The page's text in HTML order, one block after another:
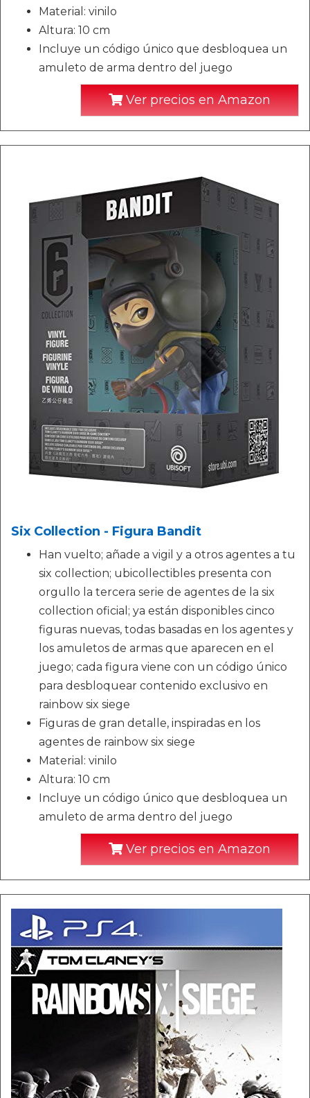
Material: vinilo
Altura: 10 cm
Incluye un código único que desbloquea un
amuleto de arma dentro del juego
Ver precios en Amazon
Six Collection - Figura Bandit
Han vuelto; añade a vigil y a otros agentes a tu
six collection; ubicollectibles presenta con
orgullo la tercera serie de agentes de la six
collection oficial; ya están disponibles cinco
figuras nuevas, todas basadas en los agentes y
los amuletos de armas que aparecen en el
juego; cada figura viene con un código único
para desbloquear contenido exclusivo en
rainbow six siege
Figuras de gran detalle, inspiradas en los
agentes de rainbow six siege
Material: vinilo
Altura: 10 cm
Incluye un código único que desbloquea un
amuleto de arma dentro del juego
Ver precios en Amazon